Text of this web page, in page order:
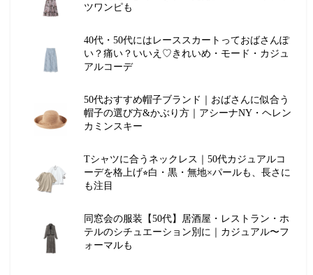
ツワンピも
40代・50代にはレーススカートっておばさんぽ
い？痛い？いいえ♡きれいめ・モード・カジュ
アルコーデ
50代おすすめ帽子ブランド｜おばさんに似合う
帽子の選び方&かぶり方｜アシーナNY・ヘレン
カミンスキー
Tシャツに合うネックレス｜50代カジュアルコ
ーデを格上げ⭐︎白・黒・無地×パールも、長さに
も注目
同窓会の服装【50代】居酒屋・レストラン・ホ
テルのシチュエーション別に｜カジュアル〜フ
ォーマルも